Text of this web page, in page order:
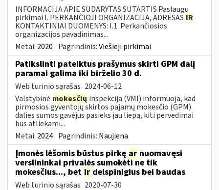
INFORMACIJA APIE SUDARYTAS SUTARTIS Paslaugų
pirkimai I. PERKANČIOJI ORGANIZACIJA, ADRESAS IR
KONTAKTINIAI DUOMENYS: I.1. Perkančiosios
organizacijos pavadinimas...
Metai: 2020 Pagrindinis:Viešieji pirkimai
Patikslinti pateiktus prašymus skirti GPM dalį
paramai galima iki birželio 30 d.
Web turinio sąrašas 2024-06-12
Valstybinė mokesčių inspekcija (VMI) informuoja, kad
pirmosios gyventojų skirtos pajamų mokesčio (GPM)
dalies sumos gavėjus pasieks jau liepą, kiti pervedimai
bus atliekami...
Metai: 2024 Pagrindinis: Naujiena
Įmonės lėšomis būstus pirkę ar nuomavęsi
verslininkai privalės sumokėti ne tik
mokesčius..., bet ir delspinigius bei baudas
Web turinio sąrašas 2020-07-30